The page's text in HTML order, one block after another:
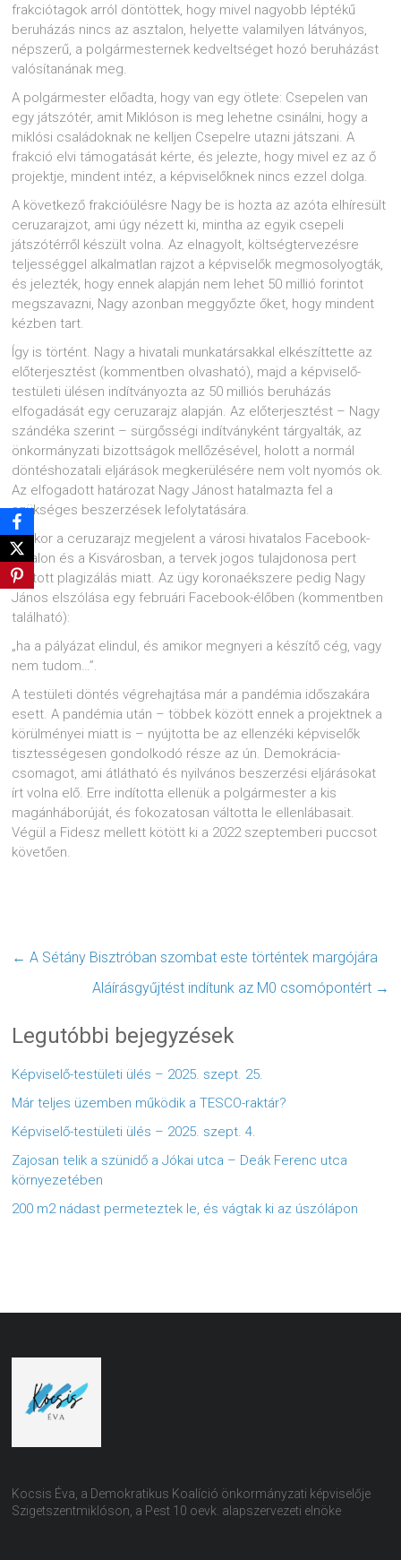
frakciótagok arról döntöttek, hogy mivel nagyobb léptékű
beruházás nincs az asztalon, helyette valamilyen látványos,
népszerű, a polgármesternek kedveltséget hozó beruházást
valósítanának meg.
A polgármester előadta, hogy van egy ötlete: Csepelen van
egy játszótér, amit Miklóson is meg lehetne csinálni, hogy a
miklósi családoknak ne kelljen Csepelre utazni játszani. A
frakció elvi támogatását kérte, és jelezte, hogy mivel ez az ő
projektje, mindent intéz, a képviselőknek nincs ezzel dolga.
A következő frakcióülésre Nagy be is hozta az azóta elhíresült
ceruzarajzot, ami úgy nézett ki, mintha az egyik csepeli
játszótérről készült volna. Az elnagyolt, költségtervezésre
teljességgel alkalmatlan rajzot a képviselők megmosolyogták,
és jelezték, hogy ennek alapján nem lehet 50 millió forintot
megszavazni, Nagy azonban meggyőzte őket, hogy mindent
kézben tart.
Így is történt. Nagy a hivatali munkatársakkal elkészíttette az
előterjesztést (kommentben olvasható), majd a képviselő-
testületi ülésen indítványozta az 50 milliós beruházás
elfogadását egy ceruzarajz alapján. Az előterjesztést – Nagy
szándéka szerint – sürgősségi indítványként tárgyalták, az
önkormányzati bizottságok mellőzésével, holott a normál
döntéshozatali eljárások megkerülésére nem volt nyomós ok.
Az elfogadott határozat Nagy Jánost hatalmazta fel a
szükséges beszerzések lefolytatására.
Amikor a ceruzarajz megjelent a városi hivatalos Facebook-
oldalon és a Kisvárosban, a tervek jogos tulajdonosa pert
indított plagizálás miatt. Az ügy koronaékszere pedig Nagy
János elszólása egy februári Facebook-élőben (kommentben
található):
„ha a pályázat elindul, és amikor megnyeri a készítő cég, vagy
nem tudom…”.
A testületi döntés végrehajtása már a pandémia időszakára
esett. A pandémia után – többek között ennek a projektnek a
körülményei miatt is – nyújtotta be az ellenzéki képviselők
tisztességesen gondolkodó része az ún. Demokrácia-
csomagot, ami átlátható és nyilvános beszerzési eljárásokat
írt volna elő. Erre indította ellenük a polgármester a kis
magánháborúját, és fokozatosan váltotta le ellenlábasait.
Végül a Fidesz mellett kötött ki a 2022 szeptemberi puccsot
követően.
← A Sétány Bisztróban szombat este történtek margójára
Aláírásgyűjtést indítunk az M0 csomópontért →
Legutóbbi bejegyzések
Képviselő-testületi ülés – 2025. szept. 25.
Már teljes üzemben működik a TESCO-raktár?
Képviselő-testületi ülés – 2025. szept. 4.
Zajosan telik a szünidő a Jókai utca – Deák Ferenc utca
környezetében
200 m2 nádast permeteztek le, és vágtak ki az úszólápon
Kocsis Éva, a Demokratikus Koalíció önkormányzati képviselője
Szigetszentmiklóson, a Pest 10 oevk. alapszervezeti elnöke